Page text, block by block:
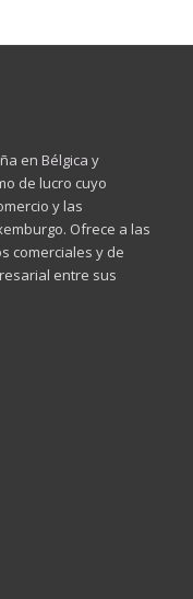
en Bélgica y
de lucro cuyo
y las
Ofrece a las
comerciales y de
entre sus